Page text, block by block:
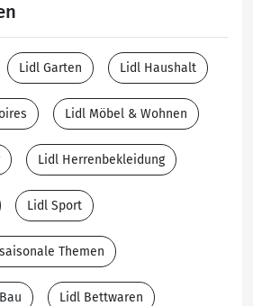
Lidl Garten Lidl Haushalt
Lidl Möbel & Wohnen
Lidl Herrenbekleidung
Lidl Sport
Themen
Lidl Bettwaren